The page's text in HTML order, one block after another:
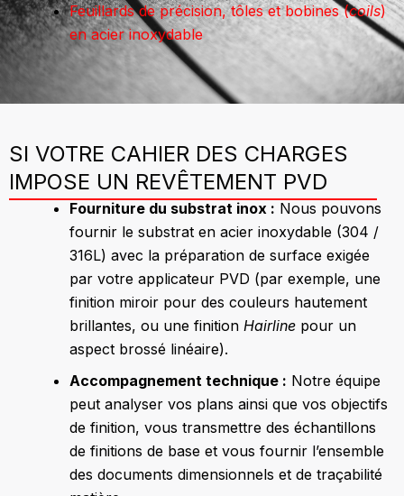
Feuillards de précision, tôles et bobines (coils)
en acier inoxydable
SI VOTRE CAHIER DES CHARGES
IMPOSE UN REVÊTEMENT PVD
Fourniture du substrat inox : Nous pouvons
fournir le substrat en acier inoxydable (304 /
316L) avec la préparation de surface exigée
par votre applicateur PVD (par exemple, une
finition miroir pour des couleurs hautement
brillantes, ou une finition Hairline pour un
aspect brossé linéaire).
Accompagnement technique : Notre équipe
peut analyser vos plans ainsi que vos objectifs
de finition, vous transmettre des échantillons
de finitions de base et vous fournir l’ensemble
des documents dimensionnels et de traçabilité